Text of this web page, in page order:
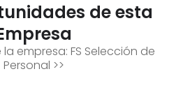
de esta
empresa: FS Selección de
Personal >>